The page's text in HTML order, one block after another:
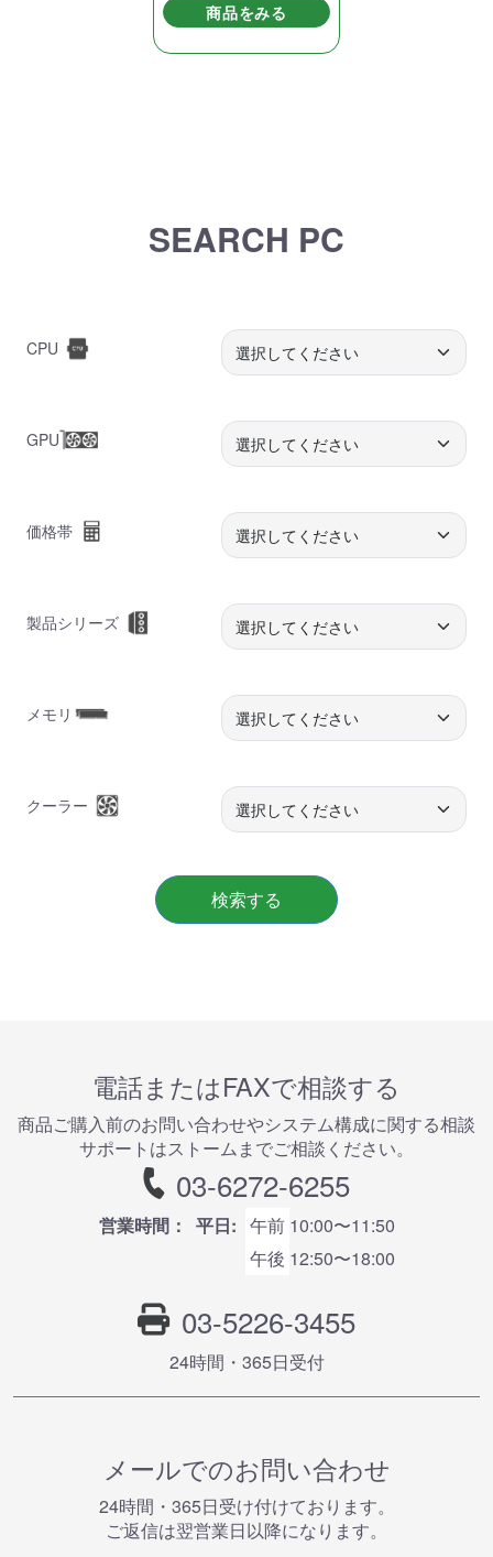
商品をみる
SEARCH PC
CPU
GPU
価格帯
製品シリーズ
メモリ
クーラー
検索する
電話またはFAXで相談する
商品ご購⼊前のお問い合わせやシステム構成に関する相談
サポートはストームまでご相談ください。
03-6272-6255
営業時間： 平日: 午前 10:00〜11:50
午後 12:50〜18:00
03-5226-3455
24時間・365⽇受付
メールでのお問い合わせ
24時間・365⽇受け付けております。
ご返信は翌営業⽇以降になります。